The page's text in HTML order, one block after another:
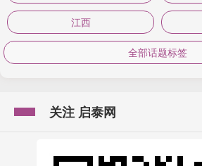
江西
全部话题标签
关注 启泰网